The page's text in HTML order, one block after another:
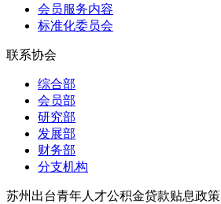
会员服务内容
标准化委员会
联系协会
综合部
会员部
研究部
发展部
财务部
分支机构
苏州出台青年人才公积金贷款贴息政策